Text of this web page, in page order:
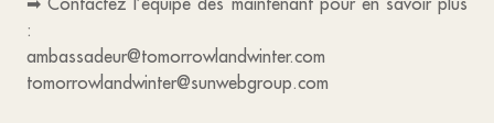
:
ambassadeur@tomorrowlandwinter.com
tomorrowlandwinter@sunwebgroup.com